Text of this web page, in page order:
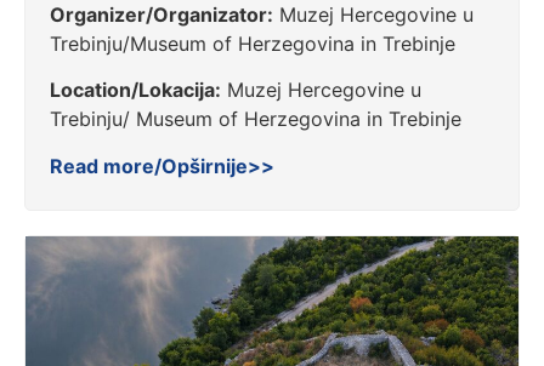
Organizer/Organizator: Muzej Hercegovine u
Trebinju/Museum of Herzegovina in Trebinje
Location/Lokacija: Muzej Hercegovine u
Trebinju/ Museum of Herzegovina in Trebinje
Read more/Opširnije>>